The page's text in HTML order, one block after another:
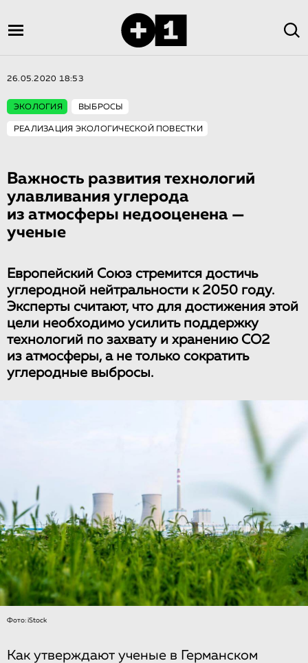
26.05.2020 18:53
ЭКОЛОГИЯ ВЫБРОСЫ
РЕАЛИЗАЦИЯ ЭКОЛОГИЧЕСКОЙ ПОВЕСТКИ
Важность развития технологий
улавливания углерода
из атмосферы недооценена —
ученые
Европейский Союз стремится достичь
углеродной нейтральности к 2050 году.
Эксперты считают, что для достижения этой
цели необходимо усилить поддержку
технологий по захвату и хранению CO2
из атмосферы, а не только сократить
углеродные выбросы.
Фото: iStock
Как утверждают ученые в Германском